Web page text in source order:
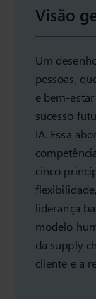
Visão
Um
pessoas,
e bem-
sucesso
IA. Essa
cinco
liderança
modelo
da supply
cliente e a